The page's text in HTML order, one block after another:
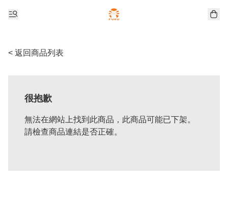
< 返回商品列表
很抱歉
無法在網站上找到此商品，此商品可能已下架。
請檢查商品連結是否正確。